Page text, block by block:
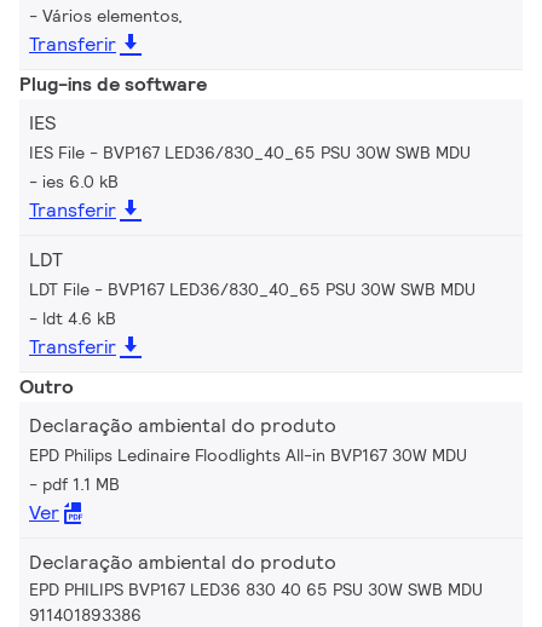
Vários elementos,
Transferir
Plug-ins de software
IES
IES File - BVP167 LED36/830_40_65 PSU 30W SWB MDU
ies 6.0 kB
Transferir
LDT
LDT File - BVP167 LED36/830_40_65 PSU 30W SWB MDU
ldt 4.6 kB
Transferir
Outro
Declaração ambiental do produto
EPD Philips Ledinaire Floodlights All-in BVP167 30W MDU
pdf 1.1 MB
Ver
Declaração ambiental do produto
EPD PHILIPS BVP167 LED36 830 40 65 PSU 30W SWB MDU
911401893386